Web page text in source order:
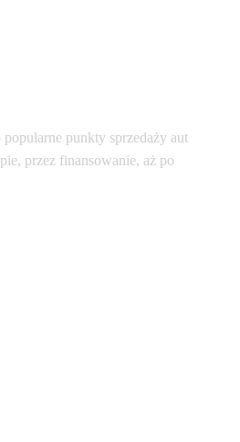
punkty sprzedaży aut
przez finansowanie, aż po